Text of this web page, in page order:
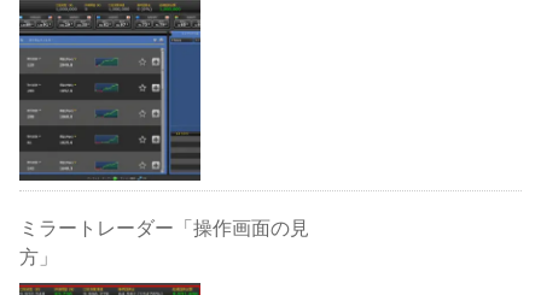
ミラートレーダー「操作画面の見
方」